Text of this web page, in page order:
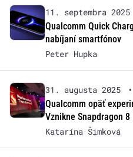
11. septembra 2025
Qualcomm Quick
nabíjaní smartfónov
Peter Hupka
31. augusta 2025 •
Qualcomm opäť
Vznikne Snapdragon 8
Katarína Šimková